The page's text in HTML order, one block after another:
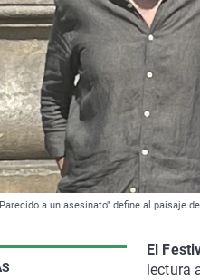
a un asesinato" define al paisaje
El
lectura